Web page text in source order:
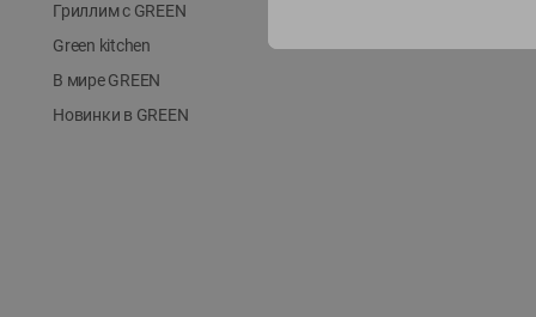
Гриллим с GREEN
Green kitchen
В мире GREEN
Новинки в GREEN